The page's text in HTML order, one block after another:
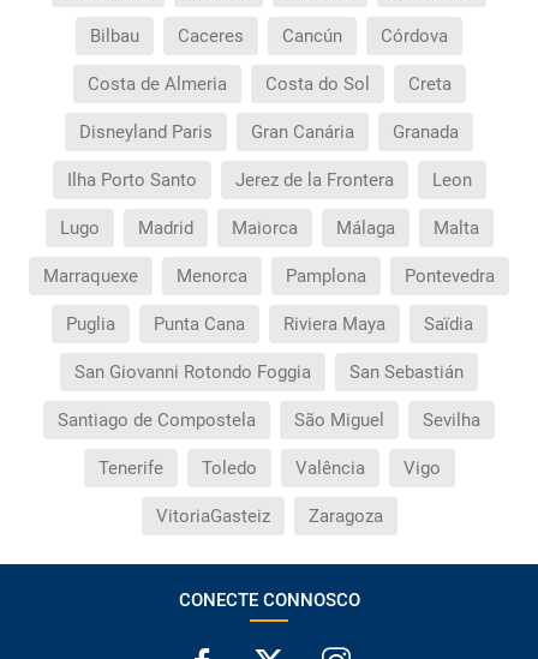
Bilbau Caceres Cancún Córdova
Costa de Almeria Costa do Sol Creta
Disneyland Paris Gran Canária Granada
Ilha Porto Santo Jerez de la Frontera Leon
Lugo Madrid Maiorca Málaga Malta
Marraquexe Menorca Pamplona Pontevedra
Puglia Punta Cana Riviera Maya Saïdia
San Giovanni Rotondo Foggia San Sebastián
Santiago de Compostela São Miguel Sevilha
Tenerife Toledo Valência Vigo
VitoriaGasteiz Zaragoza
CONECTE CONNOSCO